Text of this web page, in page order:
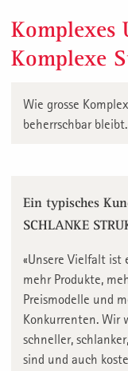
Komplexes
Komplexe
Wie grosse
beherrschbar bleibt.
Ein typisches
SCHLANKE
«Unsere Vielfalt
mehr Produkte,
Preismodelle und
Konkurrenten. Wir
schneller,
sind und auch